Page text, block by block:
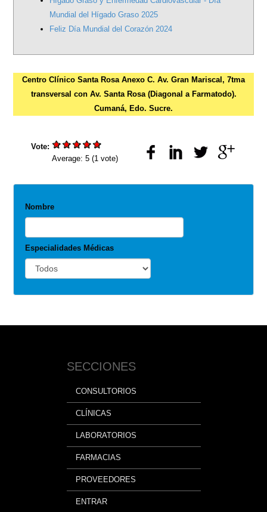
Mundial del Hígado Graso 2025
Feliz Día Mundial del Corazón 2024
Centro Clínico Santa Rosa Anexo C. Av. Gran Mariscal, 7tma
transversal con Av. Santa Rosa (Diagonal a Farmatodo).
Cumaná, Edo. Sucre.
Vote:
Average:5 (1 vote)
Nombre
Especialidades Médicas
SECCIONES
CONSULTORIOS
CLÍNICAS
LABORATORIOS
FARMACIAS
PROVEEDORES
ENTRAR